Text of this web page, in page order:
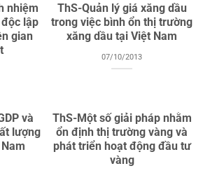
nhiệm
lập
gian
ThS-Quản lý giá xăng dầu
trong việc bình ổn thị trường
xăng dầu tại Việt Nam
07/10/2013
và
lượng
ThS-Một số giải pháp nhằm
ổn định thị trường vàng và
phát triển hoạt động đầu tư
vàng